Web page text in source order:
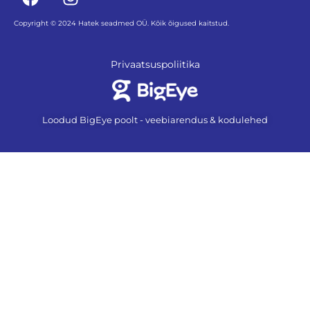
Copyright © 2024 Hatek seadmed OÜ. Kõik õigused kaitstud.
Privaatsuspoliitika
Loodud BigEye poolt - veebiarendus & kodulehed